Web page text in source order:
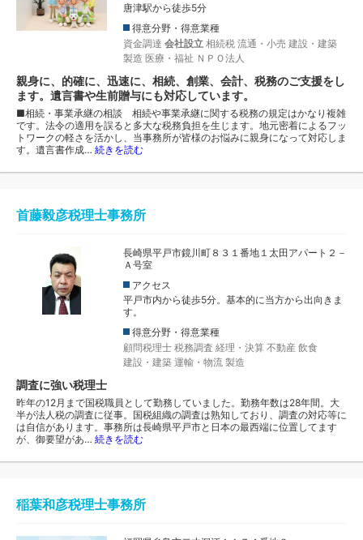
唐津駅から徒歩5分
得意分野・得意業種
資金調達 会社設立 相続税 流通・小売 建設・建築
製造 医療・福祉 ＮＰＯ法人
親身に、的確に、迅速に、相続、創業、会計、税務のご支援をし
ます。遺言書や生前贈与にも対応しています。
■相続・事業承継の相談 相続や事業承継に関する税務の規定はかなり複雑
です。法令の適用を誤ると多大な税務負担を生じます。地元密着によるフッ
トワークの軽さを活かし、当事務所が皆様のお悩みに親身になって対応しま
す。遺言書作成… 続きを読む
首藤毅彦税理士事務所
長崎県平戸市鏡川町８３１番地１太田アパート２－
Ａ号室
アクセス
平戸市内から徒歩5分。基本的に当方から出向きま
す。
得意分野・得意業種
顧問税理士 税務調査 経理・決算 不動産 飲食
建設・建築 運輸・物流 製造
調査に強い税理士
昨年の12月まで国税職員として勤務していました。勤務年数は28年間。大
半が法人税の調査に従事。国税組織の調査は熟知しており、調査の対応等に
は自信があります。事務所は長崎県平戸市と日本の最西端に位置してます
が、御要望があ… 続きを読む
稲葉和彦税理士事務所